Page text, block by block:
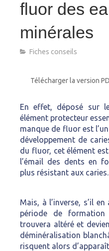
fluor des
minérales
Fiches conseils
Télécharger la version
En effet, déposé sur
élément protecteur
manque de fluor est
développement de
du fluor, cet élément
l’émail des dents en
plus résistant aux caries.
Mais, à l’inverse, s’il
période de formation
trouvera altéré et
déminéralisation
risquent alors